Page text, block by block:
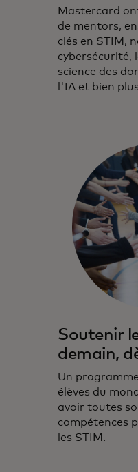
Mastercard
de mentors,
clés en STIM,
cybersécurité,
science des
l'IA et bien
Soutenir
demain,
Un
élèves du
avoir toutes
compétences
les STIM.